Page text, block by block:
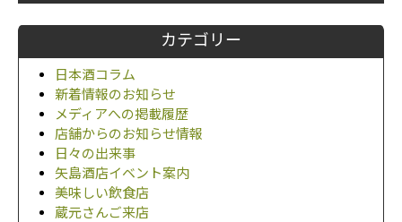
カテゴリー
日本酒コラム
新着情報のお知らせ
メディアへの掲載履歴
店舗からのお知らせ情報
日々の出来事
矢島酒店イベント案内
美味しい飲食店
蔵元さんご来店